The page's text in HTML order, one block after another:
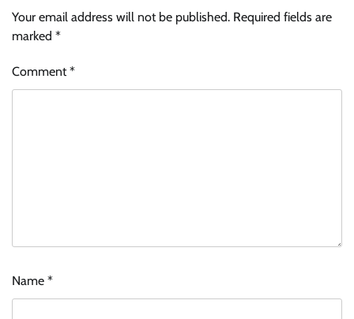
Your email address will not be published. Required fields are
marked *
Comment*
Name *